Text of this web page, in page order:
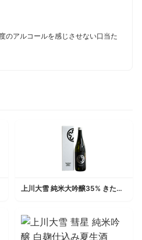
のアルコールを感じさせない口当た
上川大雪 純米大吟醸35% きたしずく